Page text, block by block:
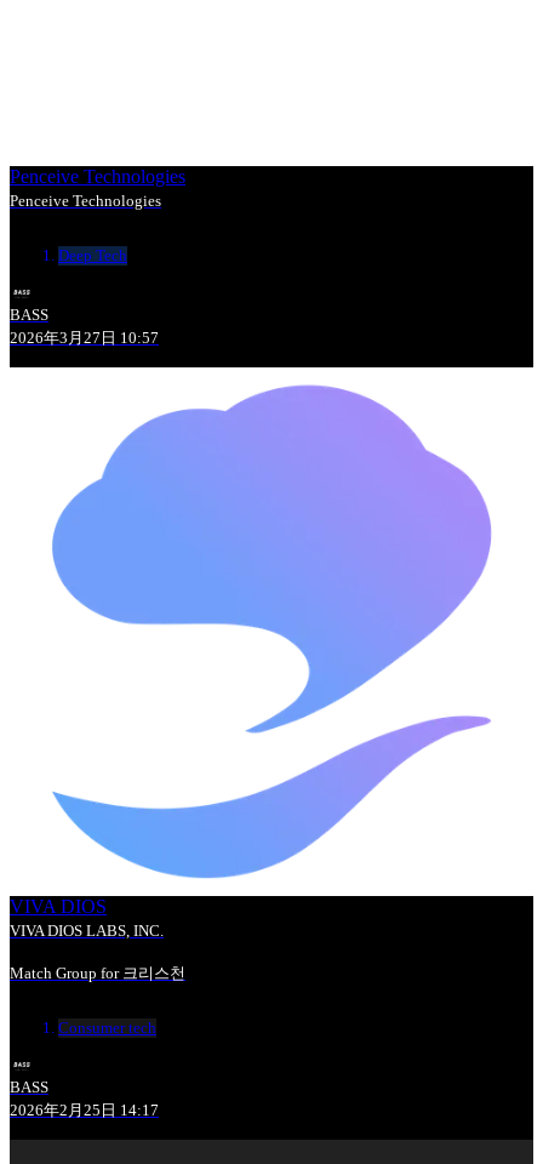
Penceive Technologies
Penceive Technologies
Deep Tech
BASS
2026年3月27日 10:57
VIVA DIOS
VIVA DIOS LABS, INC.
Match Group for 크리스천
Consumer tech
BASS
2026年2月25日 14:17